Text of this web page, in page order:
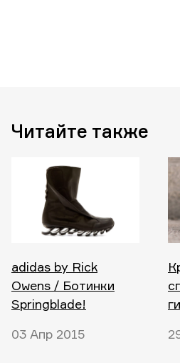
Читайте также
adidas by Rick
Owens / Ботинки
Springblade!
03 Апр 2015